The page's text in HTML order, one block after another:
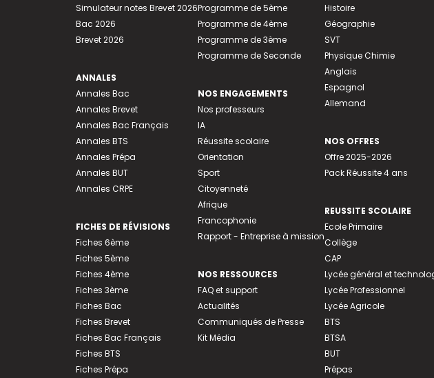
Simulateur notes Brevet 2026
Bac 2026
Brevet 2026
ANNALES
Annales Bac
Annales Brevet
Annales Bac Français
Annales BTS
Annales Prépa
Annales BUT
Annales CRPE
FICHES DE RÉVISIONS
Fiches 6ème
Fiches 5ème
Fiches 4ème
Fiches 3ème
Fiches Bac
Fiches Brevet
Fiches Bac Français
Fiches BTS
Fiches Prépa
Programme de 5ème
Programme de 4ème
Programme de 3ème
Programme de Seconde
NOS ENGAGEMENTS
Nos professeurs
IA
Réussite scolaire
Orientation
Sport
Citoyenneté
Afrique
Francophonie
Rapport - Entreprise à mission
NOS RESSOURCES
FAQ et support
Actualités
Communiqués de Presse
Kit Média
Histoire
Géographie
SVT
Physique Chimie
Anglais
Espagnol
Allemand
NOS OFFRES
Offre 2025-2026
Pack Réussite 4 ans
REUSSITE SCOLAIRE
Ecole Primaire
Collège
CAP
Lycée général et
Lycée Professionnel
Lycée Agricole
BTS
BTSA
BUT
Prépas